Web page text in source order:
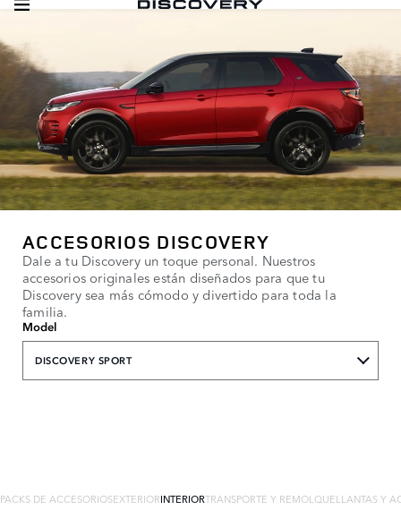
ACCESORIOS DISCOVERY
Dale a tu Discovery un toque personal. Nuestros
accesorios originales están diseñados para que tu
Discovery sea más cómodo y divertido para toda la
familia.
Model
DISCOVERY SPORT
PACKS DE ACCESORIOSEXTERIORINTERIORTRANSPORTE Y REMOLQUELLANTAS Y